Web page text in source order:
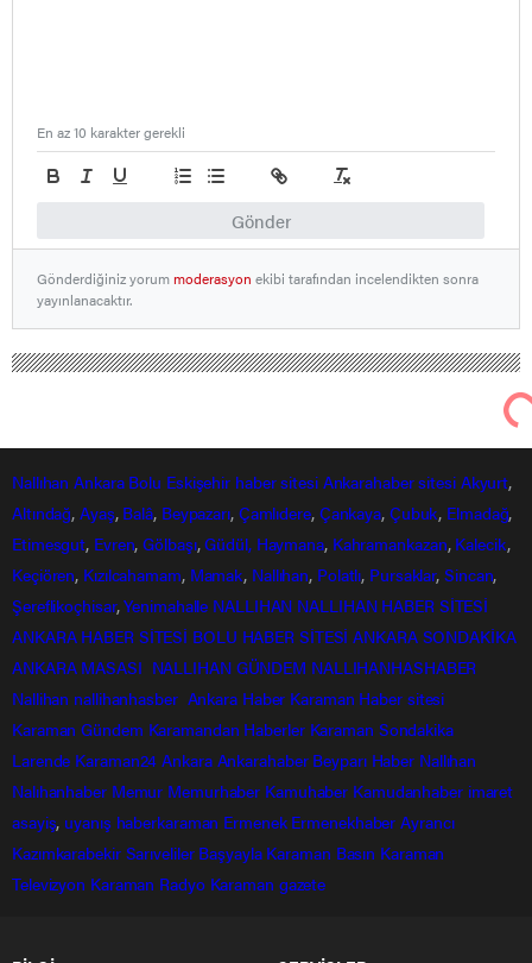
Gönder
En az 10 karakter gerekli
Gönderdiğiniz yorummoderasyon ekibi tarafından incelendikten sonra
yayınlanacaktır.